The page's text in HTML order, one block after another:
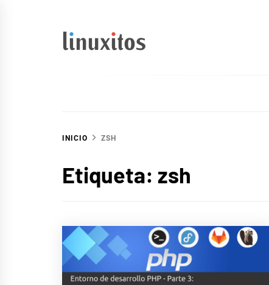
INICIO ZSH
Etiqueta: zsh